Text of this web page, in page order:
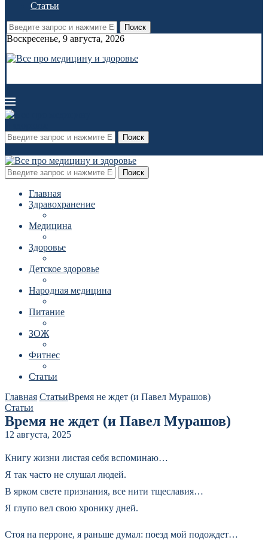
Статьи
Поиск
Воскресенье, 9 августа, 2026
Поиск
Поиск
Главная
Здравохранение
Медицина
Здоровье
Детское здоровье
Народная медицина
Питание
ЗОЖ
Фитнес
Статьи
Главная СтатьиВремя не ждет (и Павел Мурашов)
Статьи
Время не ждет (и Павел Мурашов)
12 августа, 2025
Книгу жизни листая себя вспоминаю…
Я так часто не слушал людей.
В ярком свете признания, все нити тщеславия…
Я глупо вел свою хронику дней.
Стоя на перроне, я раньше думал: поезд мой подождет…